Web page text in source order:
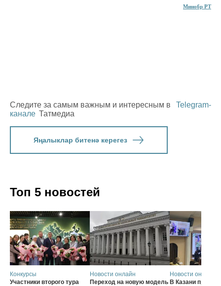
Минобр РТ
Следите за самым важным и интересным в
Telegram-
канале Татмедиа
Яңалыклар битенә керегез
Топ 5 новостей
Конкурсы
Участники второго тура
Новости онлайн
Переход на новую модель
Новости онлайн
В Казани